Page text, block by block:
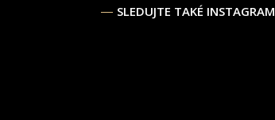
SLEDUJTE TAKÉ INSTAGRAM